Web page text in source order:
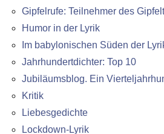
Gipfelrufe: Teilnehmer des
Humor in der Lyrik
Im babylonischen Süden der
Jahrhundertdichter: Top 10
Jubiläumsblog. Ein
Kritik
Liebesgedichte
Lockdown-Lyrik